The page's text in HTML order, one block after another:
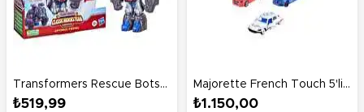
Transformers Rescue Bots
Classic Heroes Optimus
₺519,99
Majorette French Touch 5'li
Koleksiyon Paketi
₺1.150,00